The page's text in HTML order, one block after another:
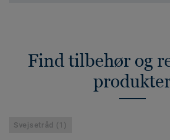
Find tilbehør og
Svejsetråd (1)